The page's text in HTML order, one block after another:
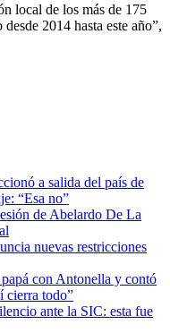
local de los más de 175
2014 hasta este año”,
a salida del país de
“Esa no”
de Abelardo De La
nuevas restricciones
con Antonella y contó
cierra todo”
ante la SIC: esta fue